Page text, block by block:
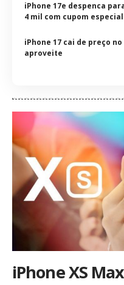
iPhone 17e despenca
4 mil com cupom
iPhone 17 cai de preço
aproveite
iPhone XS Max